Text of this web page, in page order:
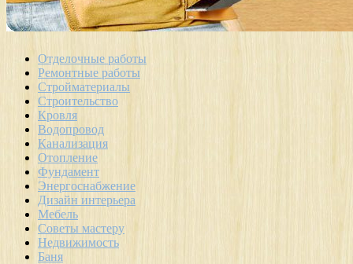
Отделочные работы
Ремонтные работы
Стройматериалы
Строительство
Кровля
Водопровод
Канализация
Отопление
Фундамент
Энергоснабжение
Дизайн интерьера
Мебель
Советы мастеру
Недвижимость
Баня